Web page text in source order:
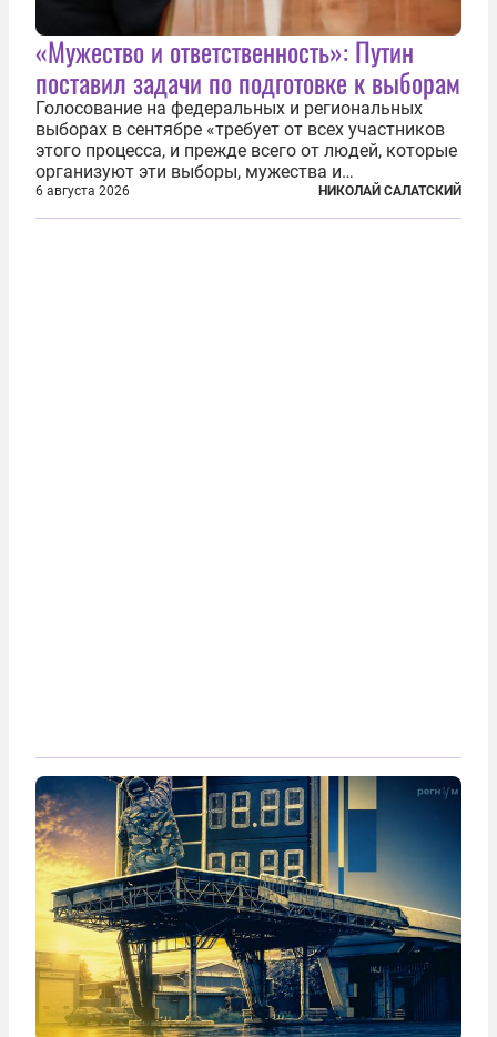
«Мужество и ответственность»: Путин
поставил задачи по подготовке к выборам
Голосование на федеральных и региональных
выборах в сентябре «требует от всех участников
этого процесса, и прежде всего от людей, которые
организуют эти выборы, мужества и
ответственного отношения к формированию
власти», — подчеркнул президент Владимир Путин
6 августа 2026 НИКОЛАЙ САЛАТСКИЙ